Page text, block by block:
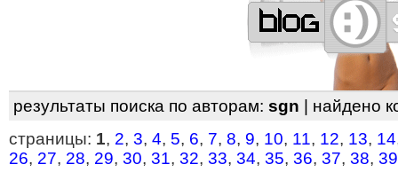
результаты поиска по авторам: sgn | найдено
страницы: 1, 2, 3, 4, 5, 6, 7, 8, 9, 10, 11, 12, 13, 14
26, 27, 28, 29, 30, 31, 32, 33, 34, 35, 36, 37, 38, 39